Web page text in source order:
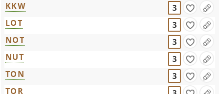
KKW
3
LOT
3
NOT
3
NUT
3
TON
3
TOR